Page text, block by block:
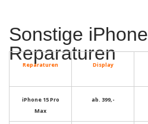
Sonstige iPhone
Reparaturen
Reparaturen Display
iPhone 15 Pro
Max
ab. 399,-